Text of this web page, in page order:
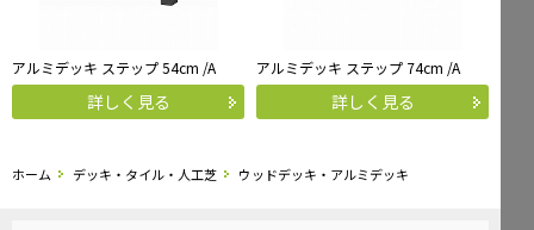
アルミデッキ ステップ 54cm /A
詳しく見る
アルミデッキ ステップ 74cm /A
詳しく見る
ホーム デッキ・タイル・人工芝 ウッドデッキ・アルミデッキ